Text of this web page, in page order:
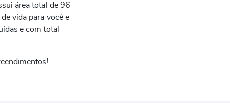
área total de 96
vida para você e
e com total